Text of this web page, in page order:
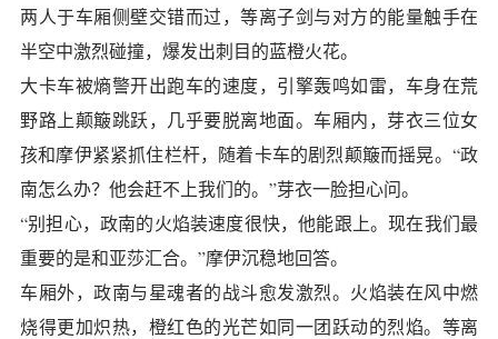
两人于车厢侧壁交错而过，等离子剑与对方的能量触手在
半空中激烈碰撞，爆发出刺目的蓝橙火花。
大卡车被熵警开出跑车的速度，引擎轰鸣如雷，车身在荒
野路上颠簸跳跃，几乎要脱离地面。车厢内，芽衣三位女
孩和摩伊紧紧抓住栏杆，随着卡车的剧烈颠簸而摇晃。“政
南怎么办？他会赶不上我们的。”芽衣一脸担心问。
“别担心，政南的火焰装速度很快，他能跟上。现在我们最
重要的是和亚莎汇合。”摩伊沉稳地回答。
车厢外，政南与星魂者的战斗愈发激烈。火焰装在风中燃
烧得更加炽热，橙红色的光芒如同一团跃动的烈焰。等离